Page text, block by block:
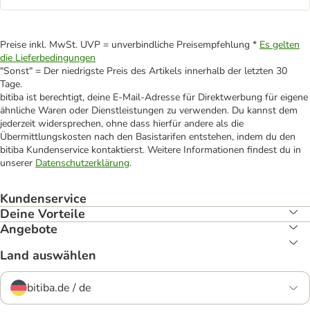
Preise inkl. MwSt. UVP = unverbindliche Preisempfehlung * Es gelten
die Lieferbedingungen
"Sonst" = Der niedrigste Preis des Artikels innerhalb der letzten 30
Tage.
bitiba ist berechtigt, deine E-Mail-Adresse für Direktwerbung für eigene
ähnliche Waren oder Dienstleistungen zu verwenden. Du kannst dem
jederzeit widersprechen, ohne dass hierfür andere als die
Übermittlungskosten nach den Basistarifen entstehen, indem du den
bitiba Kundenservice kontaktierst. Weitere Informationen findest du in
unserer Datenschutzerklärung.
Kundenservice
Deine Vorteile
Angebote
Land auswählen
bitiba.de / de